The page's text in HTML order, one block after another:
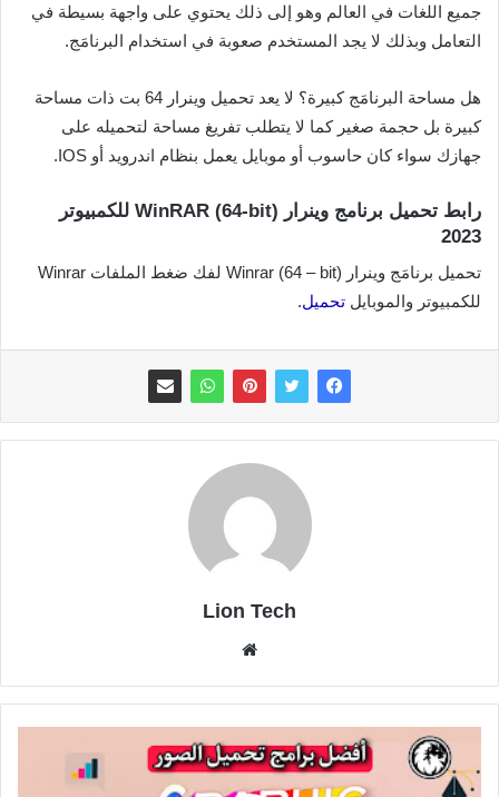
جميع اللغات في العالم وهو إلى ذلك يحتوي على واجهة بسيطة في
التعامل وبذلك لا يجد المستخدم صعوبة في استخدام البرنامَج.
هل مساحة البرنامَج كبيرة؟ لا يعد تحميل وينرار 64 بت ذات مساحة
كبيرة بل حجمة صغير كما لا يتطلب تفريغ مساحة لتحميله على
جهازك سواء كان حاسوب أو موبايل يعمل بنظام اندرويد أو IOS.
رابط تحميل برنامج وينرار WinRAR (64-bit) للكمبيوتر
2023
تحميل برنامَج وينرار Winrar (64 – bit) لفك ضغط الملفات Winrar
للكمبيوتر والموبايل تحميل.
Lion Tech